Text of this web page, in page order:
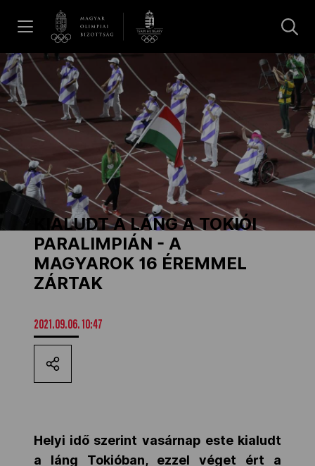
Hírek
Galéria
Dakar 2026
Los Angeles 2028
MOB
Kettőskarrier-program
Társszervezetek
KIALUDT A LÁNG A TOKIÓI
PARALIMPIÁN - A
MAGYAROK 16 ÉREMMEL
ZÁRTAK
2021.09.06. 10:47
Helyi idő szerint vasárnap este kialudt
a láng Tokióban, ezzel véget ért a